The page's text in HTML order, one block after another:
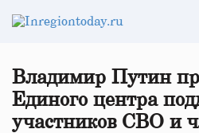
Владимир Путин
Единого центра
участников СВО и